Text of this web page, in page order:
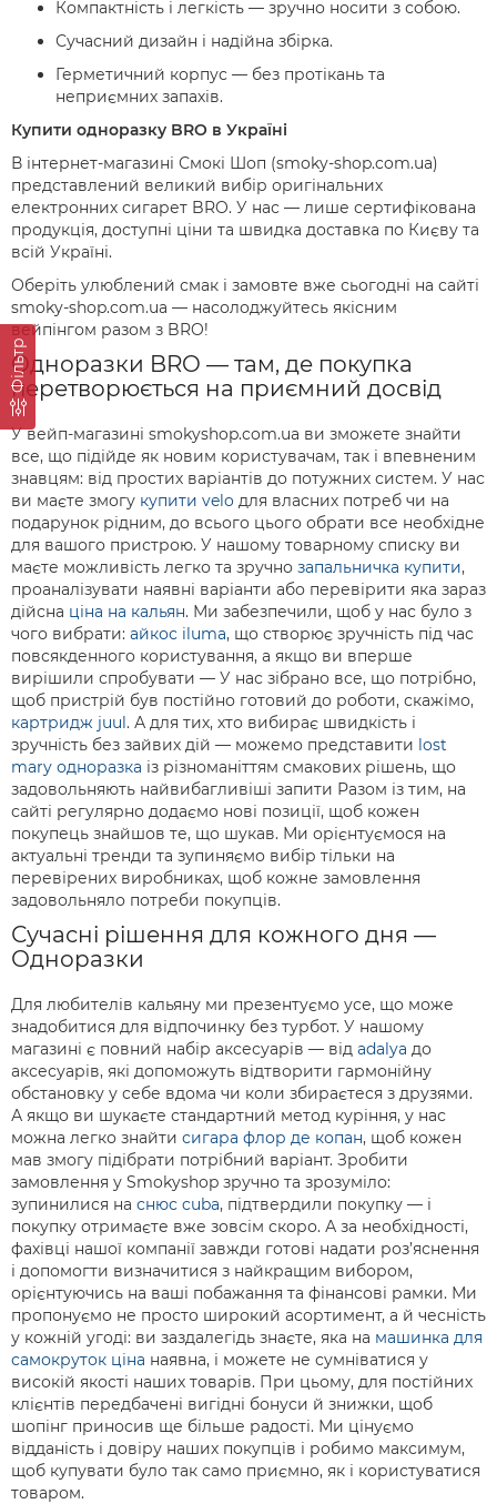
Фільтр
Компактність і легкість — зручно носити з собою.
Сучасний дизайн і надійна збірка.
Герметичний корпус — без протікань та
неприємних запахів.
Купити одноразку BRO в Україні
В інтернет-магазині Смокі Шоп (smoky-shop.com.ua)
представлений великий вибір оригінальних
електронних сигарет BRO. У нас — лише сертифікована
продукція, доступні ціни та швидка доставка по Києву та
всій Україні.
Оберіть улюблений смак і замовте вже сьогодні на сайті
smoky-shop.com.ua — насолоджуйтесь якісним
вейпінгом разом з BRO!
Одноразки BRO — там, де покупка
перетворюється на приємний досвід
У вейп-магазині smokyshop.com.ua ви зможете знайти
все, що підійде як новим користувачам, так і впевненим
знавцям: від простих варіантів до потужних систем. У нас
ви маєте змогу купити velo для власних потреб чи на
подарунок рідним, до всього цього обрати все необхідне
для вашого пристрою. У нашому товарному списку ви
маєте можливість легко та зручно запальничка купити,
проаналізувати наявні варіанти або перевірити яка зараз
дійсна ціна на кальян. Ми забезпечили, щоб у нас було з
чого вибрати: айкос iluma, що створює зручність під час
повсякденного користування, а якщо ви вперше
вирішили спробувати — У нас зібрано все, що потрібно,
щоб пристрій був постійно готовий до роботи, скажімо,
картридж juul. А для тих, хто вибирає швидкість і
зручність без зайвих дій — можемо представити lost
mary одноразка із різноманіттям смакових рішень, що
задовольняють найвибагливіші запити Разом із тим, на
сайті регулярно додаємо нові позиції, щоб кожен
покупець знайшов те, що шукав. Ми орієнтуємося на
актуальні тренди та зупиняємо вибір тільки на
перевірених виробниках, щоб кожне замовлення
задовольняло потреби покупців.
Сучасні рішення для кожного дня —
Одноразки
Для любителів кальяну ми презентуємо усе, що може
знадобитися для відпочинку без турбот. У нашому
магазині є повний набір аксесуарів — від adalya до
аксесуарів, які допоможуть відтворити гармонійну
обстановку у себе вдома чи коли збираєтеся з друзями.
А якщо ви шукаєте стандартний метод куріння, у нас
можна легко знайти сигара флор де копан, щоб кожен
мав змогу підібрати потрібний варіант. Зробити
замовлення у Smokyshop зручно та зрозуміло:
зупинилися на снюс cuba, підтвердили покупку — і
покупку отримаєте вже зовсім скоро. А за необхідності,
фахівці нашої компанії завжди готові надати роз’яснення
і допомогти визначитися з найкращим вибором,
орієнтуючись на ваші побажання та фінансові рамки. Ми
пропонуємо не просто широкий асортимент, а й чесність
у кожній угоді: ви заздалегідь знаєте, яка на машинка для
самокруток ціна наявна, і можете не сумніватися у
високій якості наших товарів. При цьому, для постійних
клієнтів передбачені вигідні бонуси й знижки, щоб
шопінг приносив ще більше радості. Ми цінуємо
відданість і довіру наших покупців і робимо максимум,
щоб купувати було так само приємно, як і користуватися
товаром.